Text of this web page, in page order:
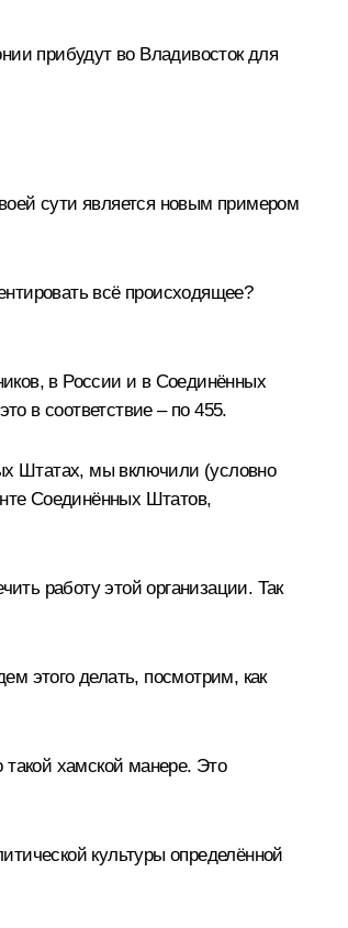
прибудут во Владивосток для
сути является новым примером
всё происходящее?
в России и в Соединённых
в соответствие – по 455.
Штатах, мы включили (условно
Соединённых Штатов,
работу этой организации. Так
этого делать, посмотрим, как
такой хамской манере. Это
культуры определённой